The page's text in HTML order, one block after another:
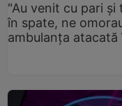
"Au venit cu pari și
în spate, ne
ambulanţa atacată